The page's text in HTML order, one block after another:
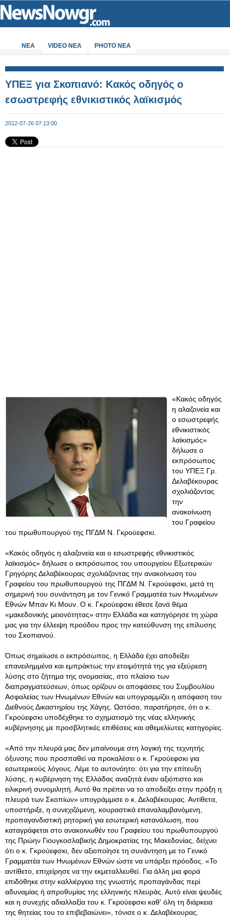
ΝΕΑ VIDEO NEA PHOTO NEA
ΥΠΕΞ για Σκοπιανό: Κακός οδηγός ο
εσωστρεφής εθνικιστικός λαϊκισμός
2012-07-26 07:13:00
«Κακός οδηγός
η αλαζονεία και
ο εσωστρεφής
εθνικιστικός
λαϊκισμός»
δήλωσε ο
εκπρόσωπος
του ΥΠΕΞ Γρ.
Δελαβέκουρας
σχολιάζοντας
την
ανακοίνωση
του Γραφείου
του πρωθυπουργού της ΠΓΔΜ Ν. Γκρούεφσκι.
«Κακός οδηγός η αλαζονεία και ο εσωστρεφής εθνικιστικός
λαϊκισμός» δήλωσε ο εκπρόσωπος του υπουργείου Εξωτερικών
Γρηγόρης Δελαβέκουρας σχολιάζοντας την ανακοίνωση του
Γραφείου του πρωθυπουργού της ΠΓΔΜ Ν. Γκρούεφσκι, μετά τη
σημερινή του συνάντηση με τον Γενικό Γραμματέα των Ηνωμένων
Εθνών Μπαν Κι Μουν. Ο κ. Γκρούεφσκι έθεσε ξανά θέμα
«μακεδονικής μειονότητας» στην Ελλάδα και κατηγόρησε τη χώρα
μας για την έλλειψη προόδου προς την κατεύθυνση της επίλυσης
του Σκοπιανού.
Όπως σημείωσε ο εκπρόσωπος, η Ελλάδα έχει αποδείξει
επανειλημμένα και εμπράκτως την ετοιμότητά της για εξεύρεση
λύσης στο ζήτημα της ονομασίας, στο πλαίσιο των
διαπραγματεύσεων, όπως ορίζουν οι αποφάσεις του Συμβουλίου
Ασφαλείας των Ηνωμένων Εθνών και υπογραμμίζει η απόφαση του
Διεθνούς Δικαστηρίου της Χάγης. Ωστόσο, παρατήρησε, ότι ο κ.
Γκρούεφσκι υποδέχθηκε το σχηματισμό της νέας ελληνικής
κυβέρνησης με προσβλητικές επιθέσεις και αθεμελίωτες κατηγορίες.
«Από την πλευρά μας δεν μπαίνουμε στη λογική της τεχνητής
όξυνσης που προσπαθεί να προκαλέσει ο κ. Γκρούεφσκι για
εσωτερικούς λόγους. Λέμε το αυτονόητο: ότι για την επίτευξη
λύσης, η κυβέρνηση της Ελλάδας αναζητά έναν αξιόπιστο και
ειλικρινή συνομιλητή. Αυτό θα πρέπει να το αποδείξει στην πράξη η
πλευρά των Σκοπίων» υπογράμμισε ο κ. Δελαβέκουρας. Αντίθετα,
υποστήριξε, η συνεχιζόμενη, κουραστικά επαναλαμβανόμενη,
προπαγανδιστική ρητορική για εσωτερική κατανάλωση, που
καταγράφεται στο ανακοινωθέν του Γραφείου του πρωθυπουργού
της Πρώην Γιουγκοσλαβικής Δημοκρατίας της Μακεδονίας, δείχνει
ότι ο κ. Γκρούεφσκι, δεν αξιοποίησε τη συνάντηση με το Γενικό
Γραμματέα των Ηνωμένων Εθνών ώστε να υπάρξει πρόοδος. «Το
αντίθετο, επιχείρησε να την εκμεταλλευθεί. Για άλλη μια φορά
επιδόθηκε στην καλλιέργεια της γνωστής προπαγάνδας περί
αδυναμίας ή απροθυμίας της ελληνικής πλευράς. Αυτό είναι ψευδές
και η συνεχής αδιαλλαξία του κ. Γκρούεφσκι καθ' όλη τη διάρκεια
της θητείας του το επιβεβαιώνει», τόνισε ο κ. Δελαβέκουρας.